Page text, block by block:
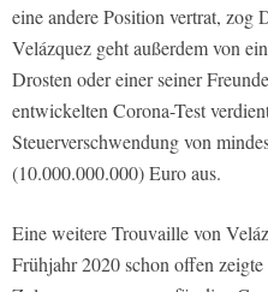
eine andere Position vertrat, zog
Velázquez geht außerdem von
Drosten oder einer seiner
entwickelten Corona-Test
Steuerverschwendung von
(10.000.000.000) Euro aus.
Eine weitere Trouvaille von
Frühjahr 2020 schon offen